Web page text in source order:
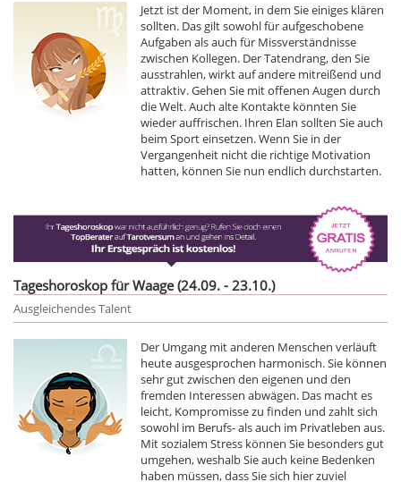
Jetzt ist der Moment, in dem Sie einiges klären
sollten. Das gilt sowohl für aufgeschobene
Aufgaben als auch für Missverständnisse
zwischen Kollegen. Der Tatendrang, den Sie
ausstrahlen, wirkt auf andere mitreißend und
attraktiv. Gehen Sie mit offenen Augen durch
die Welt. Auch alte Kontakte könnten Sie
wieder auffrischen. Ihren Elan sollten Sie auch
beim Sport einsetzen. Wenn Sie in der
Vergangenheit nicht die richtige Motivation
hatten, können Sie nun endlich durchstarten.
Tageshoroskop für Waage (24.09. - 23.10.)
Ausgleichendes Talent
Der Umgang mit anderen Menschen verläuft
heute ausgesprochen harmonisch. Sie können
sehr gut zwischen den eigenen und den
fremden Interessen abwägen. Das macht es
leicht, Kompromisse zu finden und zahlt sich
sowohl im Berufs- als auch im Privatleben aus.
Mit sozialem Stress können Sie besonders gut
umgehen, weshalb Sie auch keine Bedenken
haben müssen, dass Sie sich hier zuviel